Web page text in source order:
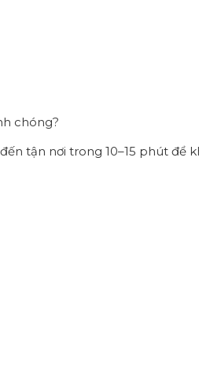
chóng?
tận nơi trong 10–15 phút để